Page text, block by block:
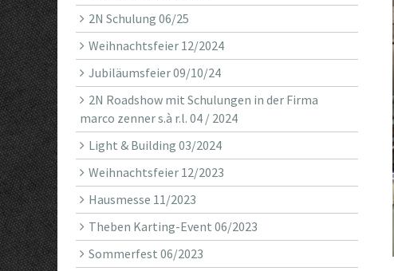
2N Schulung 06/25
Weihnachtsfeier 12/2024
Jubiläumsfeier 09/10/24
2N Roadshow mit Schulungen in der Firma
marco zenner s.à r.l. 04 / 2024
Light & Building 03/2024
Weihnachtsfeier 12/2023
Hausmesse 11/2023
Theben Karting-Event 06/2023
Sommerfest 06/2023